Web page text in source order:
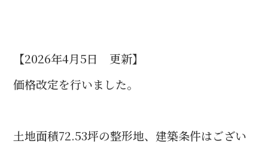
【2026年4月5日 更新】
価格改定を行いました。
土地面積72.53坪の整形地、建築条件はござい